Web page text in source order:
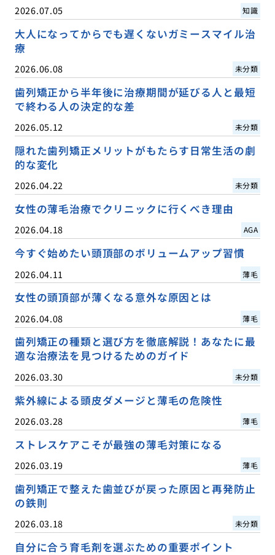
2026.07.05 知識
大人になってからでも遅くないガミースマイル治
療
2026.06.08 未分類
歯列矯正から半年後に治療期間が延びる人と最短
で終わる人の決定的な差
2026.05.12 未分類
隠れた歯列矯正メリットがもたらす日常生活の劇
的な変化
2026.04.22 未分類
女性の薄毛治療でクリニックに行くべき理由
2026.04.18 AGA
今すぐ始めたい頭頂部のボリュームアップ習慣
2026.04.11 薄毛
女性の頭頂部が薄くなる意外な原因とは
2026.04.08 薄毛
歯列矯正の種類と選び方を徹底解説！あなたに最
適な治療法を見つけるためのガイド
2026.03.30 未分類
紫外線による頭皮ダメージと薄毛の危険性
2026.03.28 薄毛
ストレスケアこそが最強の薄毛対策になる
2026.03.19 薄毛
歯列矯正で整えた歯並びが戻った原因と再発防止
の鉄則
2026.03.18 未分類
自分に合う育毛剤を選ぶための重要ポイント